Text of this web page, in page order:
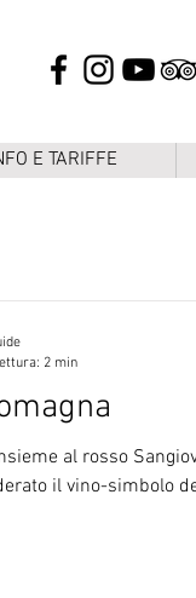
E TARIFFE
al rosso
il vino-simbolo
2 min